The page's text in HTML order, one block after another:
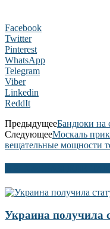
Facebook
Twitter
Pinterest
WhatsApp
Telegram
Viber
Linkedin
ReddIt
ПредыдущееБандюки на
СледующееМоскаль
вещательные мощности
Украина получила